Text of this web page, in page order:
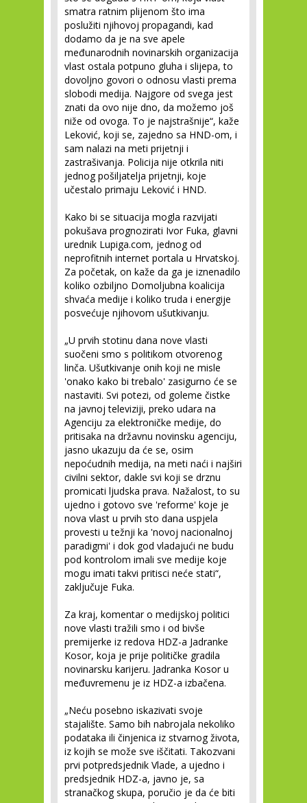
smatra ratnim plijenom što ima
poslužiti njihovoj propagandi, kad
dodamo da je na sve apele
međunarodnih novinarskih organizacija
vlast ostala potpuno gluha i slijepa, to
dovoljno govori o odnosu vlasti prema
slobodi medija. Najgore od svega jest
znati da ovo nije dno, da možemo još
niže od ovoga. To je najstrašnije“, kaže
Leković, koji se, zajedno sa HND-om, i
sam nalazi na meti prijetnji i
zastrašivanja. Policija nije otkrila niti
jednog pošiljatelja prijetnji, koje
učestalo primaju Leković i HND.
Kako bi se situacija mogla razvijati
pokušava prognozirati Ivor Fuka, glavni
urednik Lupiga.com, jednog od
neprofitnih internet portala u Hrvatskoj.
Za početak, on kaže da ga je iznenadilo
koliko ozbiljno Domoljubna koalicija
shvaća medije i koliko truda i energije
posvećuje njihovom ušutkivanju.
„U prvih stotinu dana nove vlasti
suočeni smo s politikom otvorenog
linča. Ušutkivanje onih koji ne misle
'onako kako bi trebalo' zasigurno će se
nastaviti. Svi potezi, od goleme čistke
na javnoj televiziji, preko udara na
Agenciju za elektroničke medije, do
pritisaka na državnu novinsku agenciju,
jasno ukazuju da će se, osim
nepoćudnih medija, na meti naći i najširi
civilni sektor, dakle svi koji se drznu
promicati ljudska prava. Nažalost, to su
ujedno i gotovo sve 'reforme' koje je
nova vlast u prvih sto dana uspjela
provesti u težnji ka 'novoj nacionalnoj
paradigmi' i dok god vladajući ne budu
pod kontrolom imali sve medije koje
mogu imati takvi pritisci neće stati“,
zaključuje Fuka.
Za kraj, komentar o medijskoj politici
nove vlasti tražili smo i od bivše
premijerke iz redova HDZ-a Jadranke
Kosor, koja je prije političke gradila
novinarsku karijeru. Jadranka Kosor u
međuvremenu je iz HDZ-a izbačena.
„Neću posebno iskazivati svoje
stajalište. Samo bih nabrojala nekoliko
podataka ili činjenica iz stvarnog života,
iz kojih se može sve iščitati. Takozvani
prvi potpredsjednik Vlade, a ujedno i
predsjednik HDZ-a, javno je, sa
stranačkog skupa, poručio je da će biti